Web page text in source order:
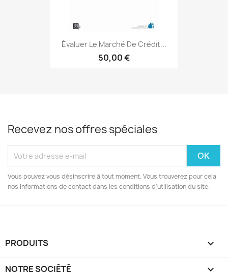
Évaluer Le Marché De Crédit...
50,00 €
Recevez nos offres spéciales
Vous pouvez vous désinscrire à tout moment. Vous trouverez pour cela
nos informations de contact dans les conditions d'utilisation du site.
PRODUITS 
NOTRE SOCIÉTÉ 